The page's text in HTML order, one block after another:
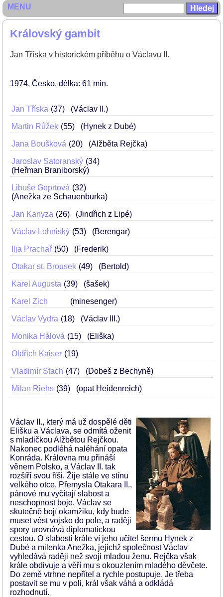
Královský gambit
Jan Tříska v historickém příběhu o Václavu II.
1974 Česko délka: 61 min
Jan Tříska 37 (Václav II.)
Martin Růžek 55 (Hynek z Dubé)
Jana Boušková 20 (Alžběta Rejčka)
Jaroslav Satoranský 34
(Heřman Braniborský)
Libuše Geprtová
32
(Anežka ze Schauenburka)
Jan Kanyza 26 (Jindřich z Lipé)
Václav Lohniský 53 (Berengar)
Ilja Prachař 50 (Frederik)
Otakar st. Brousek 49 (Bertold)
Karel Augusta 39 (šašek)
Karel Zich (minesenger)
Václav Vydra 18 (Václav III.)
Monika Hálová 15 (Eliška)
Oldřich Kaiser 19
Vladimír Stach 47 (Dobeš z Bechyně)
Milan Riehs 39 (opat Heidenreich)
Václav II., který má už dospělé děti
Elišku a Václava, se odmítá oženit
s mladičkou Alžbětou Rejčkou.
Nakonec podléhá naléhání opata
Konráda. Královna mu přináší
věnem Polsko, a Václav II. tak
rozšíří svou říši. Žije stále ve stínu
velkého otce, Přemysla Otakara II.,
pánové mu vyčítají slabost a
neschopnost boje. Václav se
skutečně bojí okamžiku, kdy bude
muset vést vojsko do pole, a raději
spory urovnává diplomatickou
cestou. O slabosti krále ví jeho učitel šermu Hynek z
Dubé a milenka Anežka, jejichž společnost Václav
vyhledává raději než svoji mladou ženu. Rejčka však
krále obdivuje a věří mu s okouzlením mladého děvčete.
Do země vtrhne nepřítel a rychle postupuje. Je třeba
postavit se mu v poli, král však váhá a odkládá
rozhodnutí.
MENU